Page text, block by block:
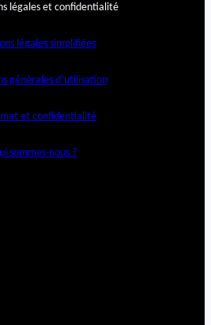
légales et confidentialité
légales simplifiées
générales d’utilisation
et confidentialité
sommes-nous ?